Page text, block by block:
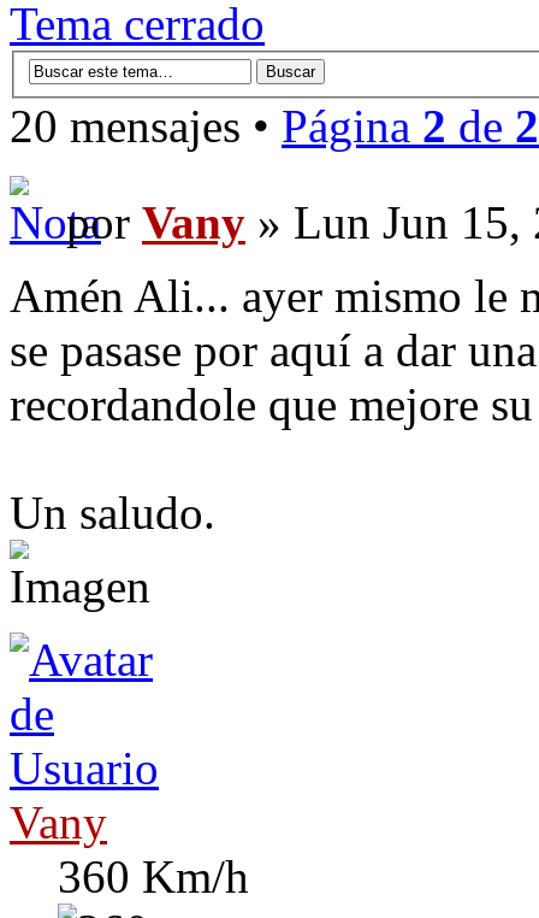
Tema cerrado
20 mensajes • Página 2 de 2
por Vany » Lun Jun 15,
Amén Ali... ayer mismo le
se pasase por aquí a dar
recordandole que mejore
Un saludo.
Vany
360 Km/h